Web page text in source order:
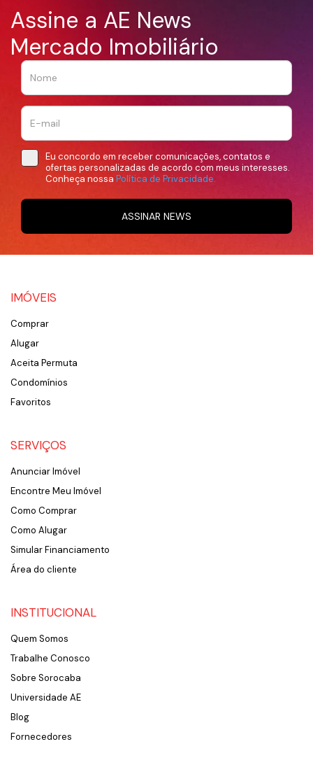
Assine a AE News
Mercado Imobiliário
Eu concordo em receber comunicações, contatos e
ofertas personalizadas de acordo com meus interesses.
Conheça nossa Política de Privacidade.
ASSINAR NEWS
IMÓVEIS
Comprar
Alugar
Aceita Permuta
Condomínios
Favoritos
SERVIÇOS
Anunciar Imóvel
Encontre Meu Imóvel
Como Comprar
Como Alugar
Simular Financiamento
Área do cliente
INSTITUCIONAL
Quem Somos
Trabalhe Conosco
Sobre Sorocaba
Universidade AE
Blog
Fornecedores